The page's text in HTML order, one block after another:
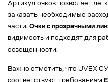
Артикул очков позволяет
заказать необходимые
части. Очки с прозрачными
видимость и подходят для
освещенности.
Важно отметить, что UVEX